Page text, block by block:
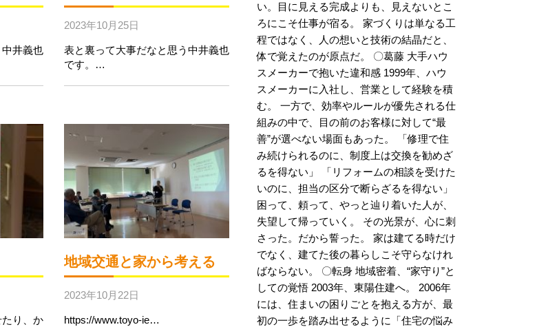
井義也
2023年10月25日
表と裏って大事だなと思う中井義也
です。…
り、か
地域交通と家から考える
2023年10月22日
https://www.toyo-ie…
い。目に見える完成よりも、見えないとこ
ろにこそ仕事が宿る。 家づくりは単なる工
程ではなく、人の想いと技術の結晶だと、
体で覚えたのが原点だ。 〇葛藤 大手ハウ
スメーカーで抱いた違和感 1999年、ハウ
スメーカーに入社し、営業として経験を積
む。 一方で、効率やルールが優先される仕
組みの中で、目の前のお客様に対して“最
善”が選べない場面もあった。 「修理で住
み続けられるのに、制度上は交換を勧めざ
るを得ない」 「リフォームの相談を受けた
いのに、担当の区分で断らざるを得ない」
困って、頼って、やっと辿り着いた人が、
失望して帰っていく。 その光景が、心に刺
さった。だから誓った。 家は建てる時だけ
でなく、建てた後の暮らしこそ守らなけれ
ばならない。 〇転身 地域密着、“家守り”と
しての覚悟 2003年、東陽住建へ。 2006年
には、住まいの困りごとを抱える方が、最
初の一歩を踏み出せるように「住宅の悩み